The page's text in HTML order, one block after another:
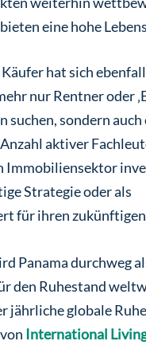
eine hohe
hat sich
nur Rentner oder
suchen, sondern auch
aktiver
Immobiliensektor
Strategie oder als
für ihren
Panama durchweg
den Ruhestand
jährliche globale
International